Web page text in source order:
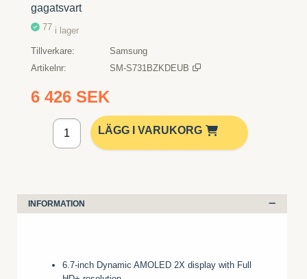
gagatsvart
77 i lager
Tillverkare
Samsung
Artikelnr
SM-S731BZKDEUB
6 426 SEK
Lägg i kundvagnLÄGG I VARUKORG
INFORMATION
6.7-inch Dynamic AMOLED 2X display with Full